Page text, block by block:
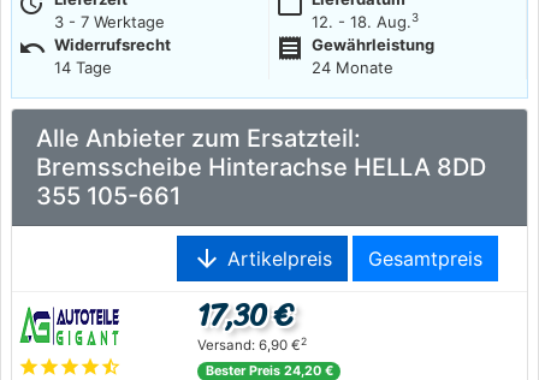
3 - 7 Werktage
12. - 18. Aug.3
undo Widerrufsrecht
14 Tage
receipt
Gewährleistung
24 Monate
Alle Anbieter zum Ersatzteil:
Bremsscheibe Hinterachse HELLA 8DD
355 105-661
arrow_downward Artikelpreis Gesamtpreis
starstarstarstarstar_half
17,30 €
Versand: 6,90 €2
Bester Preis 24,20 €